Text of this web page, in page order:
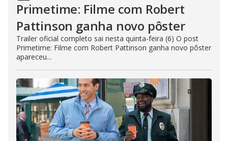
Primetime: Filme com Robert
Pattinson ganha novo pôster
Trailer oficial completo sai nesta quinta-feira (6) O post
Primetime: Filme com Robert Pattinson ganha novo pôster
apareceu...